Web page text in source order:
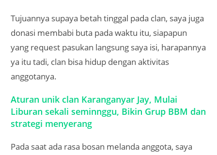
Tujuannya supaya betah tinggal pada clan, saya juga
donasi membabi buta pada waktu itu, siapapun
yang request pasukan langsung saya isi, harapannya
ya itu tadi, clan bisa hidup dengan aktivitas
anggotanya.
Aturan unik clan Karanganyar Jay, Mulai
Liburan sekali seminnggu, Bikin Grup BBM dan
strategi menyerang
Pada saat ada rasa bosan melanda anggota, saya